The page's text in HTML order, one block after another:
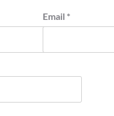
Email *